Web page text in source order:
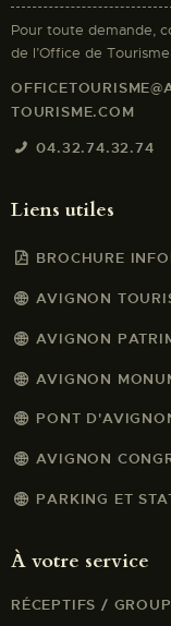
Pour toute demande,
de l’Office de
TOURISME.COM
04.32.74.32.74
Liens utiles
BROCHURE
AVIGNON
AVIGNON
AVIGNON
PONT
AVIGNON
PARKING ET
À votre service
RÉCEPTIFS /